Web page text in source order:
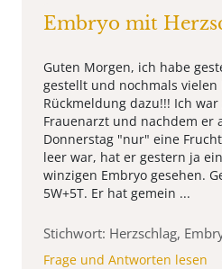
Embryo mit
Guten Morgen, ich habe
gestellt und nochmals
Rückmeldung dazu!!! Ich
Frauenarzt und nachdem er
Donnerstag "nur" eine
leer war, hat er gestern ja
winzigen Embryo gesehen.
5W+5T. Er hat gemein ...
Stichwort: Herzschlag,
Frage und Antworten lesen